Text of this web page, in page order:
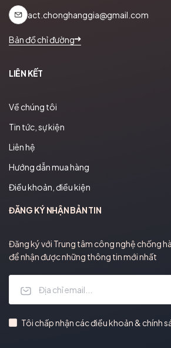
act.chonghanggia@gmail.com
Bản đồ chỉ đường
LIÊN KẾT
Về chúng tôi
Tin tức, sự kiện
Liên hệ
Hướng dẫn mua hàng
Điều khoản, điều kiện
ĐĂNG KÝ NHẬN BẢN TIN
Đăng ký với Trung tâm công nghệ chống
để nhận được những thông tin mới nhất
Tôi chấp nhận các điều khoản & chính